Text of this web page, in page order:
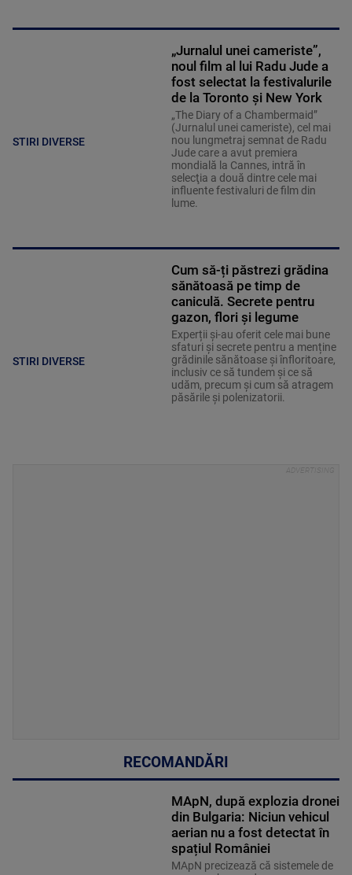
STIRI DIVERSE
„Jurnalul unei cameriste”,
noul film al lui Radu Jude a
fost selectat la festivalurile
de la Toronto și New York
„The Diary of a Chambermaid”
(Jurnalul unei cameriste), cel mai
nou lungmetraj semnat de Radu
Jude care a avut premiera
mondială la Cannes, intră în
selecţia a două dintre cele mai
influente festivaluri de film din
lume.
STIRI DIVERSE
Cum să-ți păstrezi grădina
sănătoasă pe timp de
caniculă. Secrete pentru
gazon, flori și legume
Experții și-au oferit cele mai bune
sfaturi și secrete pentru a menține
grădinile sănătoase și înfloritoare,
inclusiv ce să tundem și ce să
udăm, precum și cum să atragem
păsările și polenizatorii.
RECOMANDĂRI
MApN, după explozia dronei
din Bulgaria: Niciun vehicul
aerian nu a fost detectat în
spațiul României
MApN precizează că sistemele de